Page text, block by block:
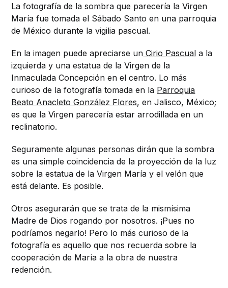
La fotografía de la sombra que parecería la Virgen
María fue tomada el Sábado Santo en una parroquia
de México durante la vigilia pascual.
En la imagen puede apreciarse un Cirio Pascual a la
izquierda y una estatua de la Virgen de la
Inmaculada Concepción en el centro. Lo más
curioso de la fotografía tomada en la Parroquia
Beato Anacleto González Flores, en Jalisco, México;
es que la Virgen parecería estar arrodillada en un
reclinatorio.
Seguramente algunas personas dirán que la sombra
es una simple coincidencia de la proyección de la luz
sobre la estatua de la Virgen María y el velón que
está delante. Es posible.
Otros asegurarán que se trata de la mismísima
Madre de Dios rogando por nosotros. ¡Pues no
podríamos negarlo! Pero lo más curioso de la
fotografía es aquello que nos recuerda sobre la
cooperación de María a la obra de nuestra
redención.